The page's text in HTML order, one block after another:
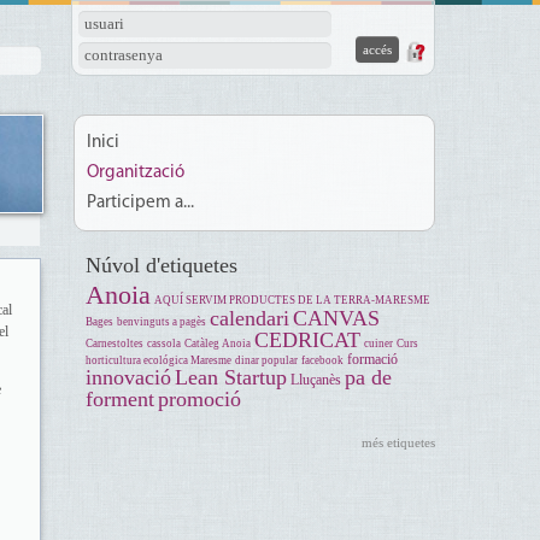
usuari
contrasenya
Inici
Organització
Participem a...
Núvol d'etiquetes
Anoia AQUÍ SERVIM PRODUCTES DE LA TERRA-MARESME
Bages benvinguts a pagès calendariCANVAS
Carnestoltes cassola Catàleg Anoia CEDRICAT cuiner Curs
horticultura ecológica Maresme dinar popular facebook formació
innovacióLean Startup Lluçanès pa de
formentpromoció
més etiquetes